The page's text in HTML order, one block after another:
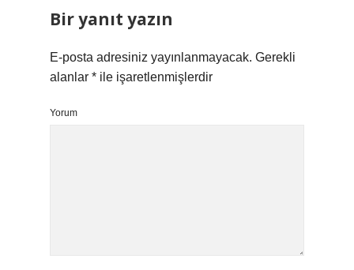
Bir yanıt yazın
E-posta adresiniz yayınlanmayacak. Gerekli
alanlar * ile işaretlenmişlerdir
Yorum